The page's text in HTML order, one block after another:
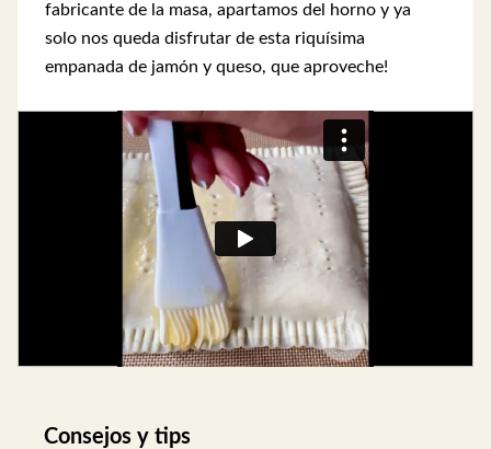
fabricante de la masa, apartamos del horno y ya
solo nos queda disfrutar de esta riquísima
empanada de jamón y queso, que aproveche!
Consejos y tips